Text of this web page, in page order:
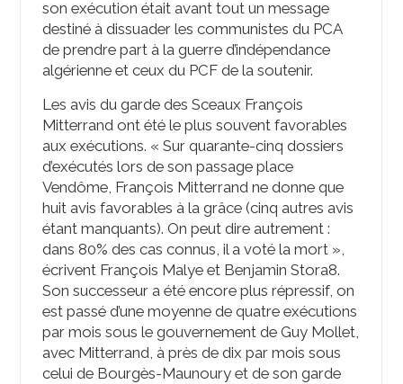
son exécution était avant tout un message
destiné à dissuader les communistes du PCA
de prendre part à la guerre d’indépendance
algérienne et ceux du PCF de la soutenir.
Les avis du garde des Sceaux François
Mitterrand ont été le plus souvent favorables
aux exécutions. « Sur quarante-cinq dossiers
d’exécutés lors de son passage place
Vendôme, François Mitterrand ne donne que
huit avis favorables à la grâce (cinq autres avis
étant manquants). On peut dire autrement :
dans 80% des cas connus, il a voté la mort »,
écrivent François Malye et Benjamin Stora8.
Son successeur a été encore plus répressif, on
est passé d’une moyenne de quatre exécutions
par mois sous le gouvernement de Guy Mollet,
avec Mitterrand, à près de dix par mois sous
celui de Bourgès-Maunoury et de son garde